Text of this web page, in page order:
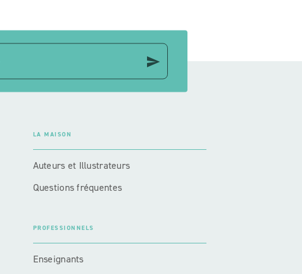
send
LA MAISON
Auteurs et Illustrateurs
Questions fréquentes
PROFESSIONNELS
Enseignants